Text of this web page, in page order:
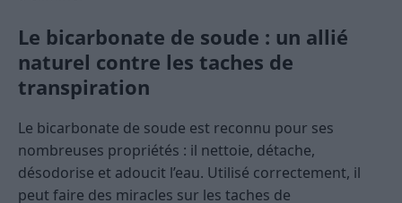
Le bicarbonate de soude : un allié
naturel contre les taches de
transpiration
Le bicarbonate de soude est reconnu pour ses
nombreuses propriétés : il nettoie, détache,
désodorise et adoucit l’eau. Utilisé correctement, il
peut faire des miracles sur les taches de